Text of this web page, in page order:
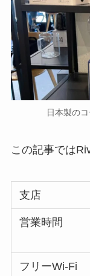
日本製の
この記事では
支店
営業時間
フリーWi-Fi